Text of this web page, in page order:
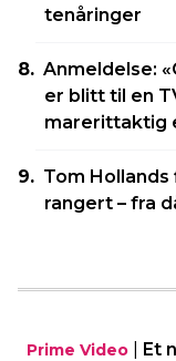
tenåringer
Anmeldelse:
er blitt til en
marerittaktig
Tom
rangert – fra
Prime Video
Et